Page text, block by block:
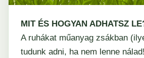
MIT ÉS HOGYAN ADHATSZ
A ruhákat műanyag zsákban
tudunk adni, ha nem lenne